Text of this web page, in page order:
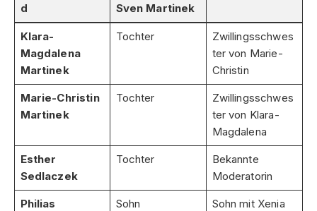
d
Sven Martinek
Klara-
Magdalena
Martinek
Tochter
Zwillingsschwes
ter von Marie-
Christin
Marie-Christin
Martinek
Tochter
Zwillingsschwes
ter von Klara-
Magdalena
Esther
Sedlaczek
Tochter
Bekannte
Moderatorin
Philias
Sohn
Sohn mit Xenia